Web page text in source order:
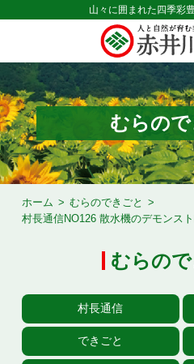
山々に囲まれた四季彩
ホーム
むらのできごと
むらのプロフィール
くらしの情報
村長室
観光・イベント情報
あかいがわ広報
むらので
ホーム
むらのできごと
村長通信NO126 散水機のデモンス
むらの
村長通信
できごと